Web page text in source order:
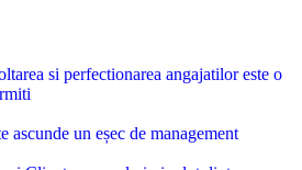
si perfectionarea angajatilor este o
ascunde un eșec de management